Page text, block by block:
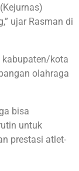
ujar Rasman di
kabupaten/kota
olahraga
bisa
untuk
prestasi atlet-